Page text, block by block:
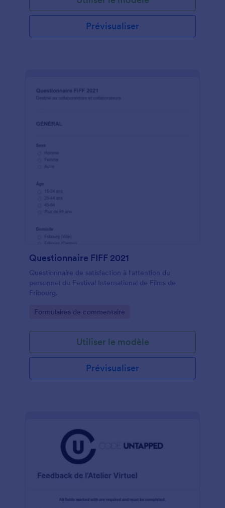
Prévisualiser
Questionnaire FIFF 2021
Questionnaire de satisfaction à l'attention du
personnel du Festival International de Films de
Fribourg.
Go to Category:
Formulaires de commentaire
Utiliser le modèle
Prévisualiser